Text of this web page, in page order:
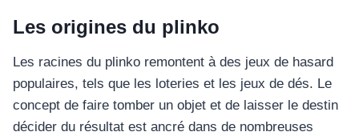
Les origines du plinko
Les racines du plinko remontent à des jeux de hasard
populaires, tels que les loteries et les jeux de dés. Le
concept de faire tomber un objet et de laisser le destin
décider du résultat est ancré dans de nombreuses